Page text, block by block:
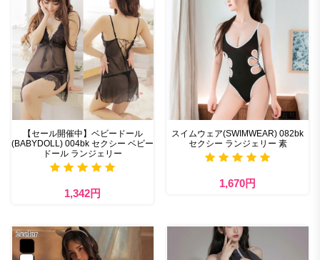
【セール開催中】ベビードール
(BABYDOLL) 004bk セクシー ベビー
ドール ランジェリー
1,342円
スイムウェア(SWIMWEAR) 082bk
セクシー ランジェリー 素
1,670円